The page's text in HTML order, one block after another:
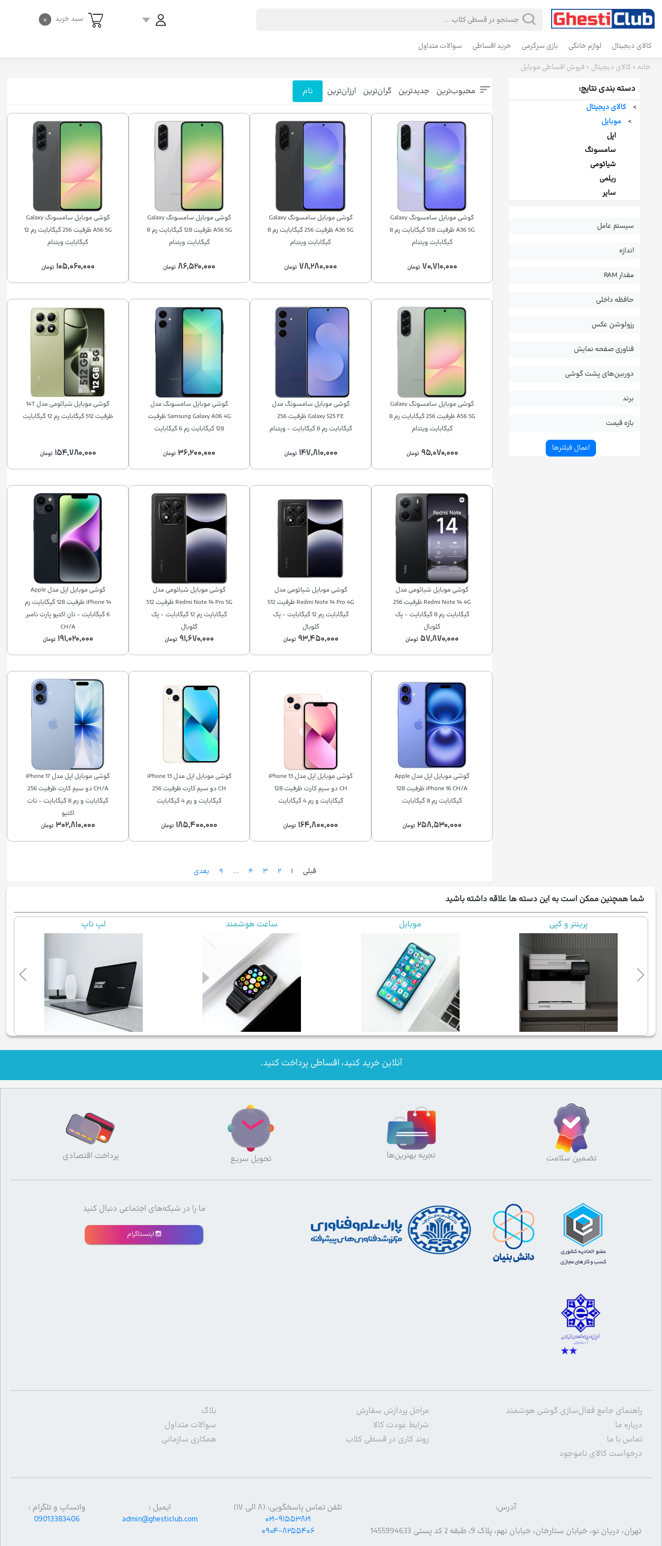
سبد خرید ۰
کالای دیجیتال لوازم خانگی بازی سرگرمی خرید اقساطی سوالات متداول
خانه > کالای دیجیتال > فروش اقساطی موبایل
محبوب‌ترین جدیدترین گران‌ترین ارزان‌ترین نام
گوشی موبايل سامسونگ Galaxy
A36 5G ظرفیت 128 گیگابایت رم 8
گیگابایت ویتنام
۷۰,۷۱۰,۰۰۰ تومان
گوشی موبايل سامسونگ Galaxy
A36 5G ظرفیت 256 گیگابایت رم 8
گیگابایت ویتنام
۷۸,۲۸۰,۰۰۰ تومان
گوشی موبايل سامسونگ Galaxy
A56 5G ظرفیت 128 گیگابایت رم 8
گیگابایت ویتنام
۸۶,۵۲۰,۰۰۰ تومان
گوشی موبايل سامسونگ Galaxy
A56 5G ظرفیت 256 گیگابایت رم 12
گیگابایت ویتنام
۱۰۵,۰۶۰,۰۰۰ تومان
گوشی موبايل سامسونگ Galaxy
A56 5G ظرفیت 256 گیگابایت رم 8
گیگابایت ویتنام
۹۵,۰۷۰,۰۰۰ تومان
گوشی موبايل سامسونگ مدل
Galaxy S25 FE ظرفیت 256
گیگابایت رم 8 گیگابایت - ویتنام
۱۴۷,۸۱۰,۰۰۰ تومان
گوشی موبايل سامسونگ مدل
Samsung Galaxy A06 4G ظرفیت
128 گیگابایت رم 6 گیگابایت
۳۶,۲۰۰,۰۰۰ تومان
گوشی موبايل شیائومی مدل 14T
ظرفیت 512 گیگابایت رم 12 گیگابایت
۱۵۴,۷۸۰,۰۰۰ تومان
گوشی موبايل شیائومی مدل
Redmi Note 14 4G ظرفیت 256
گیگابایت رم 8 گیگابایت - پک
گلوبال
۵۷,۸۷۰,۰۰۰ تومان
گوشی موبايل شیائومی مدل
Redmi Note 14 Pro 4G ظرفیت 512
گیگابایت رم 12 گیگابایت - پک
گلوبال
۹۳,۴۵۰,۰۰۰ تومان
گوشی موبايل شیائومی مدل
Redmi Note 14 Pro 5G ظرفیت 512
گیگابایت رم 12 گیگابایت - پک
گلوبال
۹۱,۶۷۰,۰۰۰ تومان
گوشی موبایل اپل مدل Apple
iPhone 14 ظرفیت 128 گیگابایت رم
6 گیگابایت - نان اکتیو پارت نامبر
CH/A
۱۹۱,۰۲۰,۰۰۰ تومان
گوشی موبایل اپل مدل Apple
iPhone 16 CH/A ظرفیت 128
گیگابایت رم 8 گیگابایت
۲۵۸,۵۳۰,۰۰۰ تومان
گوشی موبایل اپل مدل iPhone 13
CH دو سیم‌ کارت ظرفیت 128
گیگابایت و رم 4 گیگابایت
۱۶۴,۸۰۰,۰۰۰ تومان
گوشی موبایل اپل مدل iPhone 13
CH دو سیم‌ کارت ظرفیت 256
گیگابایت و رم 4 گیگابایت
۱۸۵,۴۰۰,۰۰۰ تومان
گوشی موبایل اپل مدل iPhone 17
CH/A دو سیم کارت ظرفیت 256
گیگابایت و رم 8 گیگابایت - نات
اکتیو
۳۰۲,۸۱۰,۰۰۰ تومان
قبلی ۱ ۲ ۳ ۴ ... ۹ بعدی
دسته بندی نتایج:
>
کالای دیجیتال
>
موبایل
اپل
سامسونگ
شیائومی
ریلمی
سایر
سیستم عامل
اندازه
مقدار RAM
حافظه داخلی
رزولوشن عکس
فناوری صفحه نمایش
دوربین‌های پشت گوشی
برند
بازه قیمت
شما همچنین ممکن است به این دسته ها علاقه داشته باشید
پرینتر و کپی موبایل ساعت هوشمند لپ تاپ
آنلاین خرید کنید، اقساطی پرداخت کنید.
تضمین سلامت تجربه بهترین‌ها تحویل سریع پرداخت اقتصادی
ما را در شبکه‌های اجتماعی دنبال کنید
اینستاگرام
راهنمای جامع فعال‌سازی گوشی هوشمند مراحل پردازش سفارش
بلاگ
درباره ما
شرایط عودت کالا
سوالات متداول
تماس با ما
روند کاری در قسطی کلاب
همکاری سازمانی
درخواست کالای ناموجود
آدرس:
تهران، دریان نو، خیابان ستارخان، خیابان نهم، پلاک 9، طبقه 2 کد پستی 1455994633
تلفن تماس پاسخگویی: (۸ الی ۱۷)
۰۲۱-۹۱۵۵۳۸۲۱
۰۹۰۴-۸۲۵۵۴۰۶
ایمیل :
admin@ghesticlub.com
واتساپ و تلگرام :
09013383406